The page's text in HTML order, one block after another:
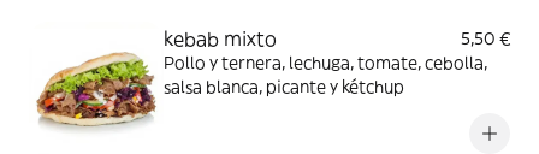
kebab mixto
5,50 €
Pollo y ternera, lechuga, tomate, cebolla,
salsa blanca, picante y kétchup